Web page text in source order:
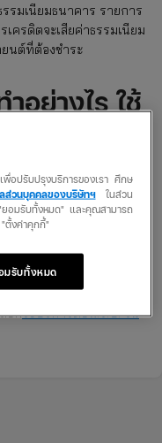
รมเนียมธนาคาร รายการ
ครดิตจะเสียค่าธรรมเนียม
นต์ที่ต้องชำระ
อย่างไร ใช้
าประมาณ 5 วัน โดยใช้
ำระและข้อมูลรถประมาณ
าในการพิมพ์ป้ายภาษี
ที่ช่วยอำนวยความสะดวก
ยภาษีรถยนต์ หากคุณ
อกใช้บริการต่อพ.ร.บ. ใน
พื่อปรับปรุงบริการของเรา ศึกษ
ส่วนบุคคลของบริษัทฯในส่วน
ยอมรับทั้งหมด" และคุณสามารถ
ตั้งค่าคุกกี้"
มรับทั้งหมด